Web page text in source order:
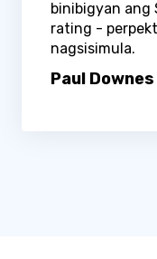
binibigyan ang
rating -
nagsisimula.
Paul Downes